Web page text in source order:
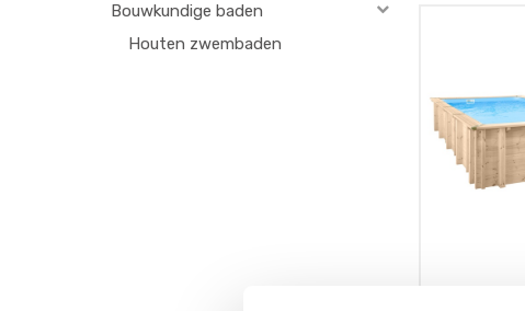
Bouwkundige baden
Houten zwembaden